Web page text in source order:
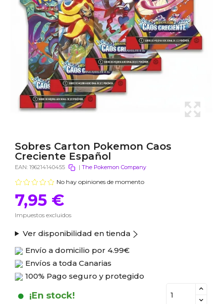
Sobres Carton Pokemon Caos
Creciente Español
EAN: 196214140455 | The Pokemon Company
No hay opiniones de momento
7,95 €
Impuestos excluidos
Ver disponibilidad en tienda
Envío a domicilio por 4.99€
Envíos a toda Canarias
100% Pago seguro y protegido
¡En stock!